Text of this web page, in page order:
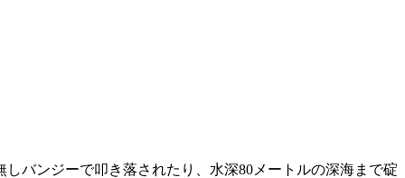
バンジーで叩き落されたり、水深80メートルの深海まで碇